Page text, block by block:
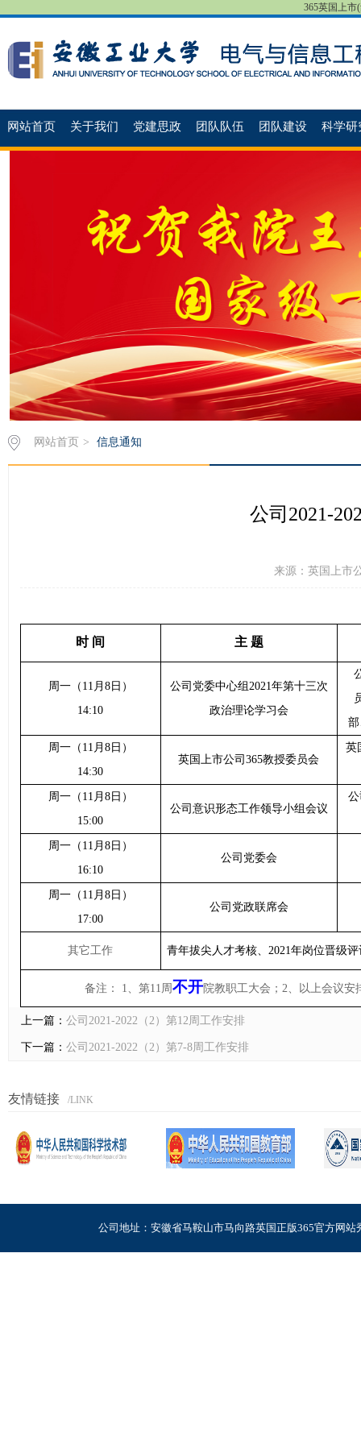
365英国上市
网站首页 关于我们 党建思政 团队队伍 团队建设 科学
网站首页 > 信息通知
公司2021-
来源：英国上市
时 间 主 题
周一（ 11 月 8 日）
14:10
公司党委中心组 2021年第十三次
政治理论学习会
周一（ 11 月 8 日）
14:30
英国上市公司365教授委员会
英
周一（ 11 月 8 日）
15:00
公司意识形态工作领导小组会议
周一（ 11 月 8 日）
16:10
公司党委会
周一（ 11 月 8 日）
17:00
公司党政联席会
其它工作 青年拔尖人才考核、 2021年岗位晋级
备注： 1、第11周不开院教职工大会；2、以上会议安
上一篇： 公司2021-2022（2）第12周工作安排
下一篇： 公司2021-2022（2）第7-8周工作安排
友情链接 /LINK
公司地址：安徽省马鞍山市马向路英国正版365官方网